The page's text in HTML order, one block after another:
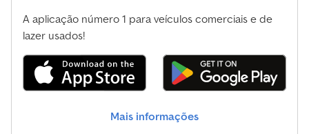
A aplicação número 1 para veículos comerciais e de
lazer usados!
Mais informações